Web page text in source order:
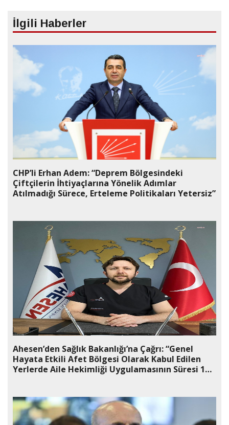
İlgili Haberler
CHP’li Erhan Adem: “Deprem Bölgesindeki
Çiftçilerin İhtiyaçlarına Yönelik Adımlar
Atılmadığı Sürece, Erteleme Politikaları Yetersiz”
Ahesen’den Sağlık Bakanlığı’na Çağrı: “Genel
Hayata Etkili Afet Bölgesi Olarak Kabul Edilen
Yerlerde Aile Hekimliği Uygulamasının Süresi 1